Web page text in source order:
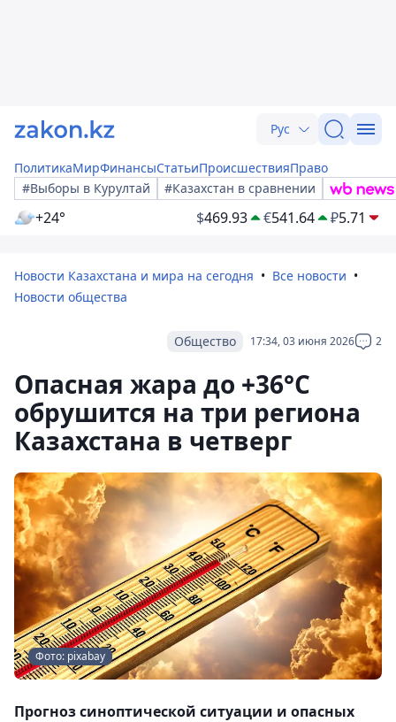
Рус
ПолитикаМирФинансыСтатьиПроисшествияПраво
#Выборы в Курултай
#Казахстан в сравнении
+24° $469.93 €541.64 ₽5.71
Новости Казахстана и мира на сегодня
Все новости
Новости общества
17:34, 03 июня 2026 2
Общество
Опасная жара до +36°С
обрушится на три региона
Казахстана в четверг
Фото: pixabay
Прогноз синоптической ситуации и опасных